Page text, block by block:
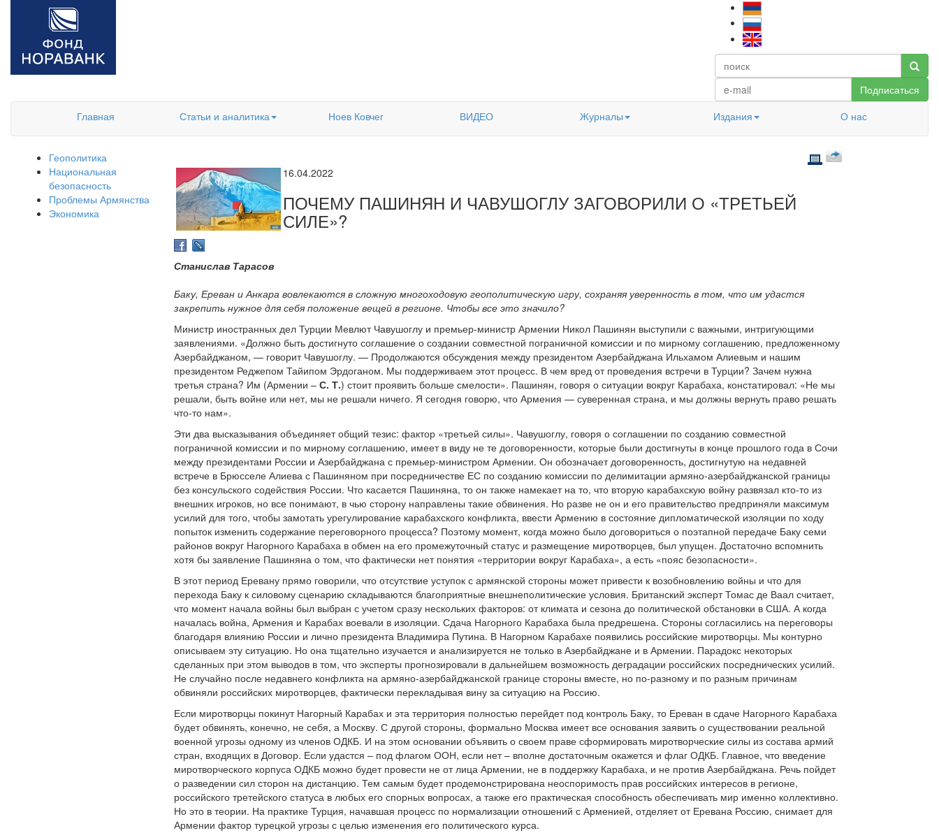
Подписаться
Главная
Статьи и аналитика Ноев Ковчег ВИДЕО Журналы Издания О нас
Геополитика
Национальная
безопасность
Проблемы Армянства
Экономика
16.04.2022
ПОЧЕМУ ПАШИНЯН И ЧАВУШОГЛУ ЗАГОВОРИЛИ О «ТРЕТЬЕЙ
СИЛЕ»?
Станислав Тарасов
Баку, Ереван и Анкара вовлекаются в сложную многоходовую геополитическую игру, сохраняя уверенность в том, что им удастся
закрепить нужное для себя положение вещей в регионе. Чтобы все это значило?
Министр иностранных дел Турции Мевлют Чавушоглу и премьер-министр Армении Никол Пашинян выступили с важными, интригующими
заявлениями. «Должно быть достигнуто соглашение о создании совместной пограничной комиссии и по мирному соглашению, предложенному
Азербайджаном, — говорит Чавушоглу. — Продолжаются обсуждения между президентом Азербайджана Ильхамом Алиевым и нашим
президентом Реджепом Тайипом Эрдоганом. Мы поддерживаем этот процесс. В чем вред от проведения встречи в Турции? Зачем нужна
третья страна? Им (Армении – С. Т.) стоит проявить больше смелости». Пашинян, говоря о ситуации вокруг Карабаха, констатировал: «Не мы
решали, быть войне или нет, мы не решали ничего. Я сегодня говорю, что Армения — суверенная страна, и мы должны вернуть право решать
что-то нам».
Эти два высказывания объединяет общий тезис: фактор «третьей силы». Чавушоглу, говоря о соглашении по созданию совместной
пограничной комиссии и по мирному соглашению, имеет в виду не те договоренности, которые были достигнуты в конце прошлого года в Сочи
между президентами России и Азербайджана с премьер-министром Армении. Он обозначает договоренность, достигнутую на недавней
встрече в Брюсселе Алиева с Пашиняном при посредничестве ЕС по созданию комиссии по делимитации армяно-азербайджанской границы
без консульского содействия России. Что касается Пашиняна, то он также намекает на то, что вторую карабахскую войну развязал кто-то из
внешних игроков, но все понимают, в чью сторону направлены такие обвинения. Но разве не он и его правительство предприняли максимум
усилий для того, чтобы замотать урегулирование карабахского конфликта, ввести Армению в состояние дипломатической изоляции по ходу
попыток изменить содержание переговорного процесса? Поэтому момент, когда можно было договориться о поэтапной передаче Баку семи
районов вокруг Нагорного Карабаха в обмен на его промежуточный статус и размещение миротворцев, был упущен. Достаточно вспомнить
хотя бы заявление Пашиняна о том, что фактически нет понятия «территории вокруг Карабаха», а есть «пояс безопасности».
В этот период Еревану прямо говорили, что отсутствие уступок с армянской стороны может привести к возобновлению войны и что для
перехода Баку к силовому сценарию складываются благоприятные внешнеполитические условия. Британский эксперт Томас де Ваал считает,
что момент начала войны был выбран с учетом сразу нескольких факторов: от климата и сезона до политической обстановки в США. А когда
началась война, Армения и Карабах воевали в изоляции. Сдача Нагорного Карабаха была предрешена. Стороны согласились на переговоры
благодаря влиянию России и лично президента Владимира Путина. В Нагорном Карабахе появились российские миротворцы. Мы контурно
описываем эту ситуацию. Но она тщательно изучается и анализируется не только в Азербайджане и в Армении. Парадокс некоторых
сделанных при этом выводов в том, что эксперты прогнозировали в дальнейшем возможность деградации российских посреднических усилий.
Не случайно после недавнего конфликта на армяно-азербайджанской границе стороны вместе, но по-разному и по разным причинам
обвиняли российских миротворцев, фактически перекладывая вину за ситуацию на Россию.
Если миротворцы покинут Нагорный Карабах и эта территория полностью перейдет под контроль Баку, то Ереван в сдаче Нагорного Карабаха
будет обвинять, конечно, не себя, а Москву. С другой стороны, формально Москва имеет все основания заявить о существовании реальной
военной угрозы одному из членов ОДКБ. И на этом основании объявить о своем праве сформировать миротворческие силы из состава армий
стран, входящих в Договор. Если удастся – под флагом ООН, если нет – вполне достаточным окажется и флаг ОДКБ. Главное, что введение
миротворческого корпуса ОДКБ можно будет провести не от лица Армении, не в поддержку Карабаха, и не против Азербайджана. Речь пойдет
о разведении сил сторон на дистанцию. Тем самым будет продемонстрирована неоспоримость прав российских интересов в регионе,
российского третейского статуса в любых его спорных вопросах, а также его практическая способность обеспечивать мир именно коллективно.
Но это в теории. На практике Турция, начавшая процесс по нормализации отношений с Арменией, отделяет от Еревана Россию, снимает для
Армении фактор турецкой угрозы с целью изменения его политического курса.